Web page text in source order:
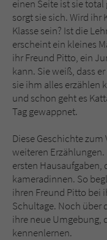
einen Seite ist sie
sorgt sie sich. Wird ihr
Klasse sein? Ist die
erscheint ein kleines
ihr Freund Pitto, ein
kann. Sie weiß, dass
sie ihm alles erzählen
und schon geht es
Tag gewappnet.
Diese Geschichte
weiteren Erzählungen.
ersten Hausaufgaben,
kameradinnen. So
ihren Freund Pitto bei
Schultage. Noch über
ihre neue Umgebung,
kennenlernen.